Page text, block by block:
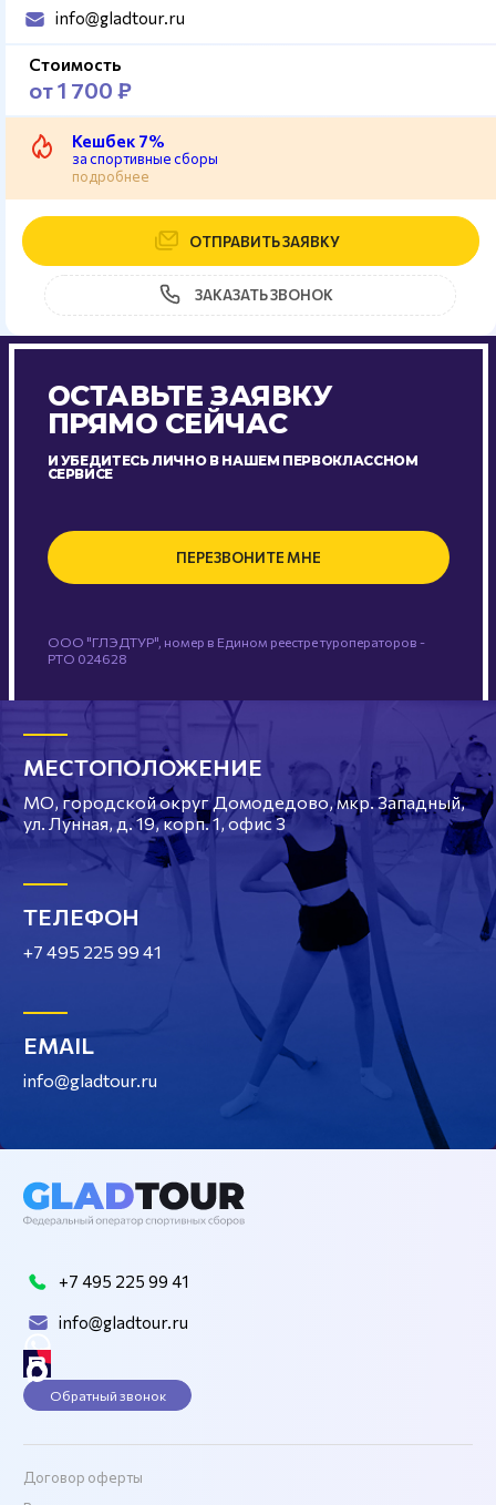
info@gladtour.ru
Стоимость
от 1 700 ₽
Кешбек 7%
за спортивные сборы
подробнее
ОТПРАВИТЬ ЗАЯВКУ
ЗАКАЗАТЬ ЗВОНОК
ОСТАВЬТЕ ЗАЯВКУ
ПРЯМО СЕЙЧАС
И УБЕДИТЕСЬ ЛИЧНО В НАШЕМ ПЕРВОКЛАССНОМ
СЕРВИСЕ
ПЕРЕЗВОНИТЕ МНЕ
ООО "ГЛЭДТУР", номер в Едином реестре туроператоров -
РТО 024628
МЕСТОПОЛОЖЕНИЕ
МО, городской округ Домодедово, мкр. Западный,
ул. Лунная, д. 19, корп. 1, офис 3
ТЕЛЕФОН
+7 495 225 99 41
EMAIL
info@gladtour.ru
+7 495 225 99 41
info@gladtour.ru
Обратный звонок
Договор оферты